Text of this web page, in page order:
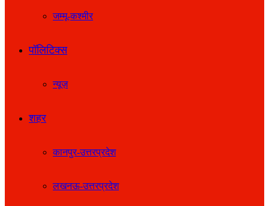
जम्मू-कश्मीर
पॉलिटिक्स
न्यूज़
शहर
कानपुर-उत्तरप्रदेश
लखनऊ-उत्तरप्रदेश